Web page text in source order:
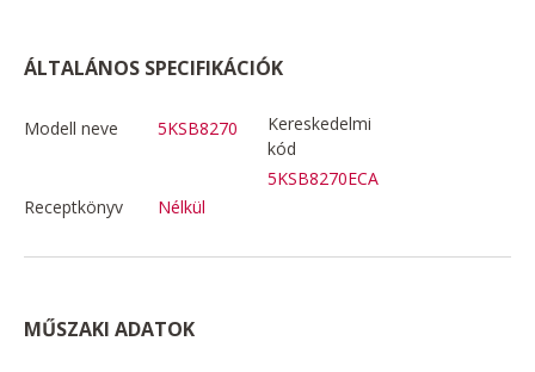
ÁLTALÁNOS SPECIFIKÁCIÓK
Modell neve 5KSB8270
Kereskedelmi
kód
5KSB8270ECA
Receptkönyv
Nélkül
MŰSZAKI ADATOK